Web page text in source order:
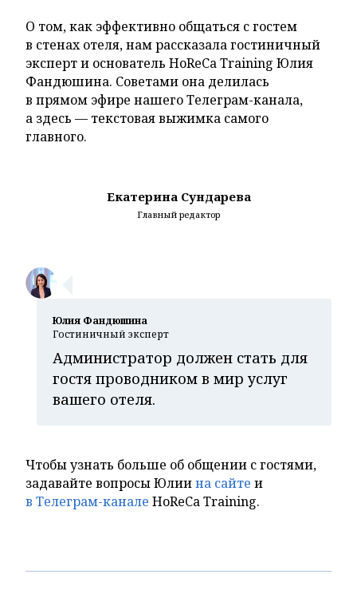
О том, как эффективно общаться с гостем
в стенах отеля, нам рассказала гостиничный
эксперт и основатель HoReCa Training Юлия
Фандюшина. Советами она делилась
в прямом эфире нашего Телеграм-канала,
а здесь — текстовая выжимка самого
главного.
Екатерина Сундарева
Главный редактор
Юлия Фандюшина
Гостиничный эксперт
Администратор должен стать для
гостя проводником в мир услуг
вашего отеля.
Чтобы узнать больше об общении с гостями,
задавайте вопросы Юлиина сайте и
в Телеграм-канале HoReCa Training.